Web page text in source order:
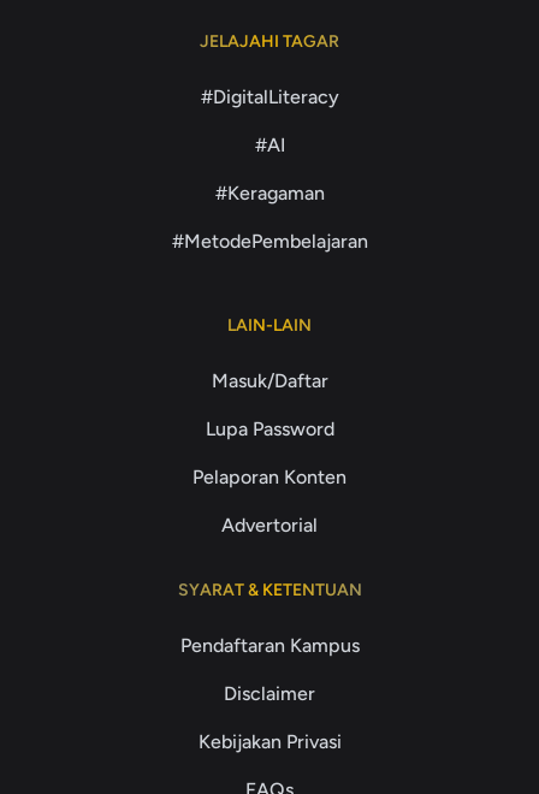
JELAJAHI TAGAR
#DigitalLiteracy
#AI
#Keragaman
#MetodePembelajaran
LAIN-LAIN
Masuk/Daftar
Lupa Password
Pelaporan Konten
Advertorial
SYARAT & KETENTUAN
Pendaftaran Kampus
Disclaimer
Kebijakan Privasi